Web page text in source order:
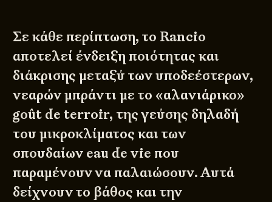
Σε κάθε περίπτωση, το Rancio
αποτελεί ένδειξη ποιότητας και
διάκρισης μεταξύ των υποδεέστερων,
νεαρών μπράντι με το «αλανιάρικο»
goût de terroir, της γεύσης δηλαδή
του μικροκλίματος και των
σπουδαίων eau de vie που
παραμένουν να παλαιώσουν. Αυτά
δείχνουν το βάθος και την